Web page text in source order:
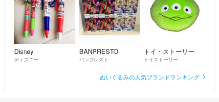
Disney
ディズニー
BANPRESTO
バンプレスト
トイ・ストーリー
トイストーリー
ぬいぐるみの人気ブランドランキング